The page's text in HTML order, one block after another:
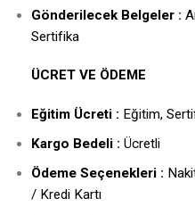
Gönderilecek Belgeler :
Sertifika
ÜCRET VE ÖDEME
Eğitim Ücreti : Eğitim,
Kargo Bedeli : Ücretli
Ödeme Seçenekleri :
/ Kredi Kartı